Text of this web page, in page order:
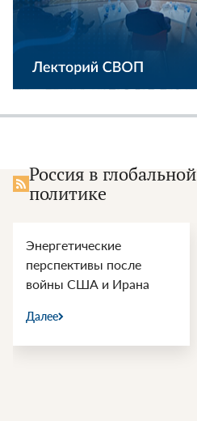
Россия в глобальной
политике
Энергетические
перспективы после
войны США и Ирана
Далее